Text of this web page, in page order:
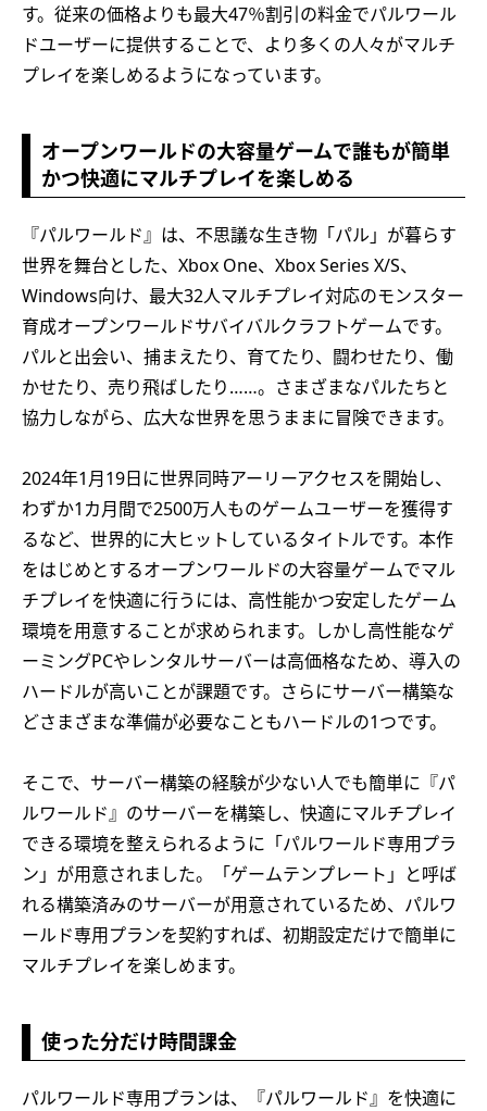
す。従来の価格よりも最大47％割引の料金でパルワール
ドユーザーに提供することで、より多くの人々がマルチ
プレイを楽しめるようになっています。
オープンワールドの大容量ゲームで誰もが簡単
かつ快適にマルチプレイを楽しめる
『パルワールド』は、不思議な生き物「パル」が暮らす
世界を舞台とした、Xbox One、Xbox Series X/S、
Windows向け、最大32人マルチプレイ対応のモンスター
育成オープンワールドサバイバルクラフトゲームです。
パルと出会い、捕まえたり、育てたり、闘わせたり、働
かせたり、売り飛ばしたり……。さまざまなパルたちと
協力しながら、広大な世界を思うままに冒険できます。
2024年1月19日に世界同時アーリーアクセスを開始し、
わずか1カ月間で2500万人ものゲームユーザーを獲得す
るなど、世界的に大ヒットしているタイトルです。本作
をはじめとするオープンワールドの大容量ゲームでマル
チプレイを快適に行うには、高性能かつ安定したゲーム
環境を用意することが求められます。しかし高性能なゲ
ーミングPCやレンタルサーバーは高価格なため、導入の
ハードルが高いことが課題です。さらにサーバー構築な
どさまざまな準備が必要なこともハードルの1つです。
そこで、サーバー構築の経験が少ない人でも簡単に『パ
ルワールド』のサーバーを構築し、快適にマルチプレイ
できる環境を整えられるように「パルワールド専用プラ
ン」が用意されました。「ゲームテンプレート」と呼ば
れる構築済みのサーバーが用意されているため、パルワ
ールド専用プランを契約すれば、初期設定だけで簡単に
マルチプレイを楽しめます。
使った分だけ時間課金
パルワールド専用プランは、『パルワールド』を快適に